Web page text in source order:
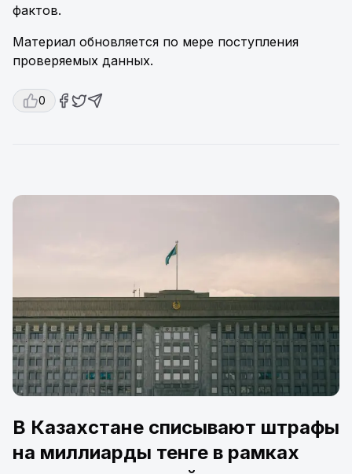
фактов.
Материал обновляется по мере поступления
проверяемых данных.
0
В Казахстане списывают штрафы
на миллиарды тенге в рамках